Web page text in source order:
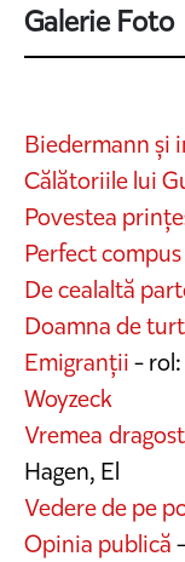
Galerie Foto
Biedermann și
Călătoriile lui
Povestea
Perfect compus
De cealaltă
Doamna de
Emigranții-
Woyzeck
Vremea
Hagen, El
Vedere de pe
Opinia publică